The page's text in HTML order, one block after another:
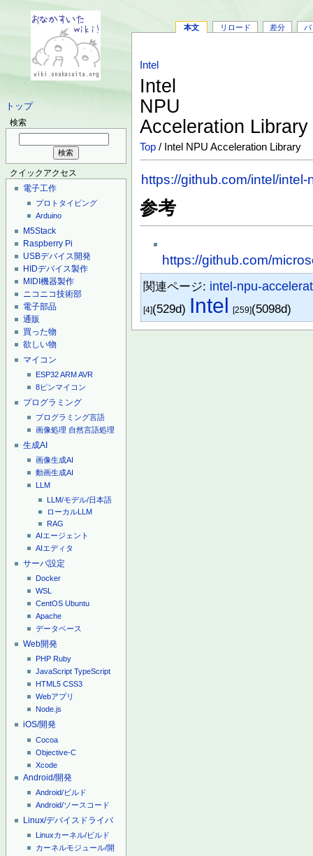
トップ
検索
クイックアクセス
電子工作
プロトタイピング
Arduino
M5Stack
Raspberry Pi
USBデバイス開発
HIDデバイス製作
MIDI機器製作
ニコニコ技術部
電子部品
通販
買った物
欲しい物
マイコン
ESP32ARMAVR
8ピンマイコン
プログラミング
プログラミング言語
画像処理 自然言語処理
生成AI
画像生成AI
動画生成AI
LLM
LLM/モデル/日本語
ローカルLLM
RAG
AIエージェント
AIエディタ
サーバ設定
Docker
WSL
CentOS Ubuntu
Apache
データベース
Web開発
PHP Ruby
JavaScript TypeScript
HTML5 CSS3
Webアプリ
Node.js
iOS/開発
Cocoa
Objective-C
Xcode
Android/開発
Android/ビルド
Android/ソースコード
Linux/デバイスドライバ
Linuxカーネル/ビルド
カーネルモジュール/開
本文 リロード 差分 バ
Intel
Intel
NPU
Acceleration
Top / Intel NPU Acceleration Library
https://github.com/intel/
参考
https://github.com/
関連ページ: intel-npu-
[4](529d) Intel [259](5098d)